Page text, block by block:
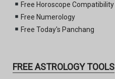
Free Horoscope Compatibility
Free Numerology
Free Today's Panchang
FREE ASTROLOGY TOOLS